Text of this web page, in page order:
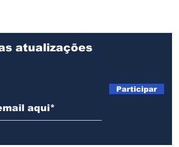
Tributária e uso de IA
atualizações
Participar